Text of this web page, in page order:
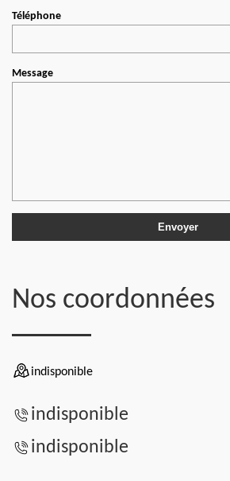
Téléphone
Message
Nos coordonnées
indisponible
indisponible
indisponible